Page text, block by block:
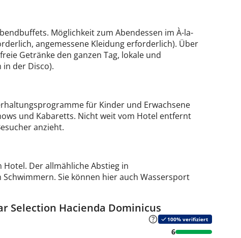
Möglichkeit zum Abendessen im À-la-
angemessene Kleidung erforderlich). Über
Getränke den ganzen Tag, lokale und
in der Disco).
für Kinder und Erwachsene
und Kabaretts. Nicht weit vom Hotel entfernt
anzieht.
Der allmähliche Abstieg in
Sie können hier auch Wassersport
Selection Hacienda Dominicus
100% verifiziert
6